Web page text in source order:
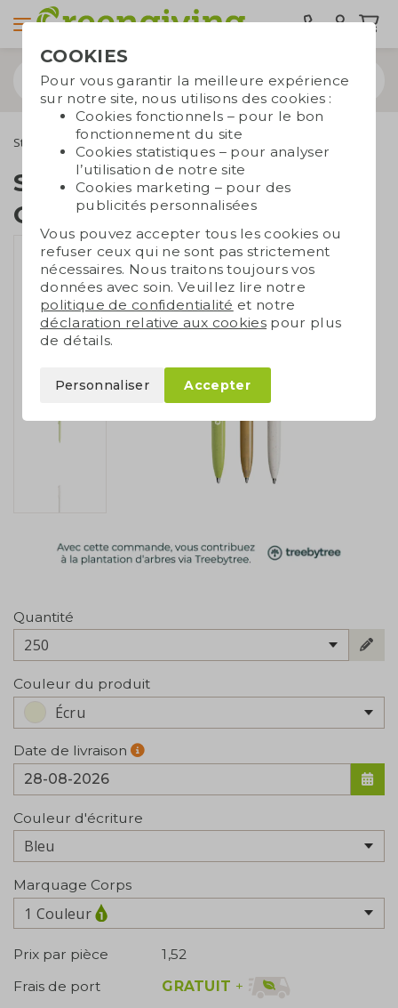
Stylos Stylos BIC Stylo BIC Super Clip Origin
Stylo BIC Super Clip
Origin
Quantité
250
Couleur du produit
Écru
Date de livraison
Couleur d'écriture
Marquage Corps
1 Couleur
Prix par pièce
1,52
Frais de port
GRATUIT +
COOKIES
Pour vous garantir la meilleure expérience
sur notre site, nous utilisons des cookies :
Cookies fonctionnels – pour le bon
fonctionnement du site
Cookies statistiques – pour analyser
l’utilisation de notre site
Cookies marketing – pour des
publicités personnalisées
Vous pouvez accepter tous les cookies ou
refuser ceux qui ne sont pas strictement
nécessaires. Nous traitons toujours vos
données avec soin. Veuillez lire notre
politique de confidentialité et notre
déclaration relative aux cookies pour plus
de détails.
Personnaliser Accepter